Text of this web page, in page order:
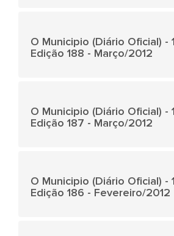
O Municipio (Diário Oficial) -
Edição 188 - Março/2012
O Municipio (Diário Oficial) -
Edição 187 - Março/2012
O Municipio (Diário Oficial) -
Edição 186 - Fevereiro/2012